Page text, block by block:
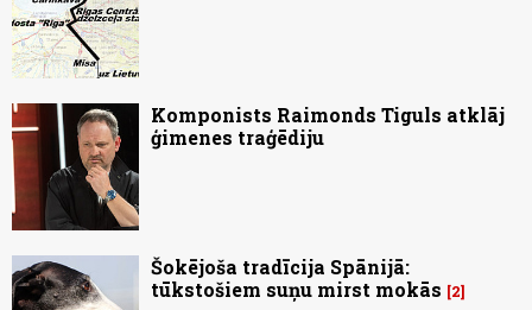
Komponists Raimonds Tiguls atklāj
ģimenes traģēdiju
Šokējoša tradīcija Spānijā:
tūkstošiem suņu mirst mokās
2